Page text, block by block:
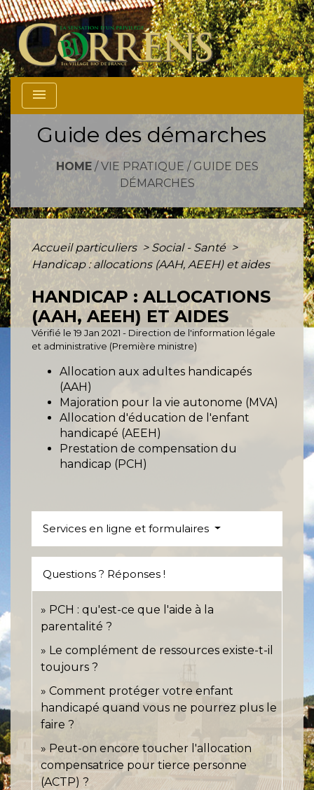
menu
Guide des démarches
HOME/ VIE PRATIQUE / GUIDE DES
DÉMARCHES
Accueil particuliers > Social - Santé >
Handicap : allocations (AAH, AEEH) et aides
HANDICAP : ALLOCATIONS
(AAH, AEEH) ET AIDES
Vérifié le 19 Jan 2021 - Direction de l'information légale
et administrative (Première ministre)
Allocation aux adultes handicapés
(AAH)
Majoration pour la vie autonome (MVA)
Allocation d'éducation de l'enfant
handicapé (AEEH)
Prestation de compensation du
handicap (PCH)
Services en ligne et formulaires
Questions ? Réponses !
PCH : qu'est-ce que l'aide à la
parentalité ?
Le complément de ressources existe-t-il
toujours ?
Comment protéger votre enfant
handicapé quand vous ne pourrez plus le
faire ?
Peut-on encore toucher l'allocation
compensatrice pour tierce personne
(ACTP) ?